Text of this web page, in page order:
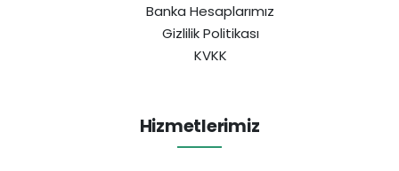
Banka Hesaplarımız
Gizlilik Politikası
KVKK
Hizmetlerimiz